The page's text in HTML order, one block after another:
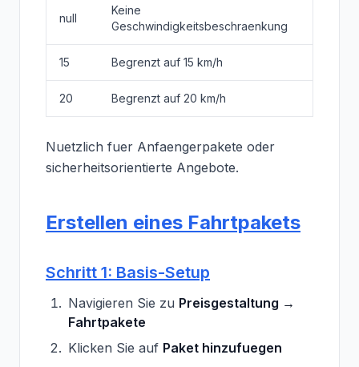
null
Keine
Geschwindigkeitsbeschraenkung
15 Begrenzt auf 15 km/h
20 Begrenzt auf 20 km/h
Nuetzlich fuer Anfaengerpakete oder
sicherheitsorientierte Angebote.
Erstellen eines Fahrtpakets
Schritt 1: Basis-Setup
Navigieren Sie zu Preisgestaltung →
Fahrtpakete
Klicken Sie auf Paket hinzufuegen